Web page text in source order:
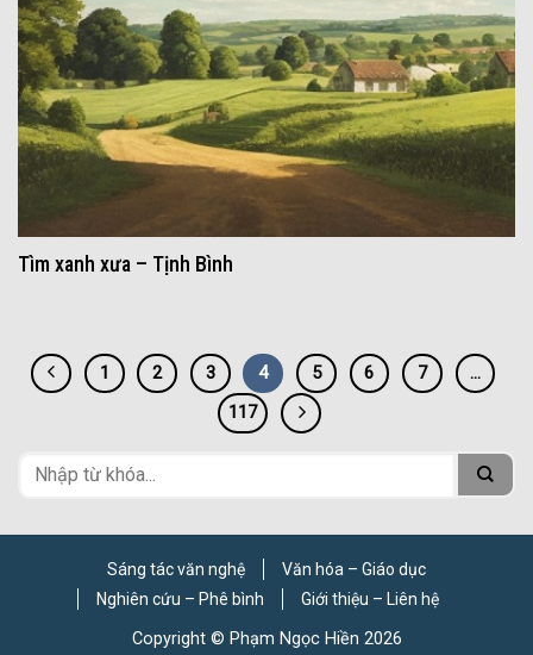
Tìm xanh xưa – Tịnh Bình
1 2 3 4 5 6 7
…
117
Sáng tác văn nghệ
Văn hóa – Giáo dục
Nghiên cứu – Phê bình
Giới thiệu – Liên hệ
Copyright © Phạm Ngọc Hiền 2026